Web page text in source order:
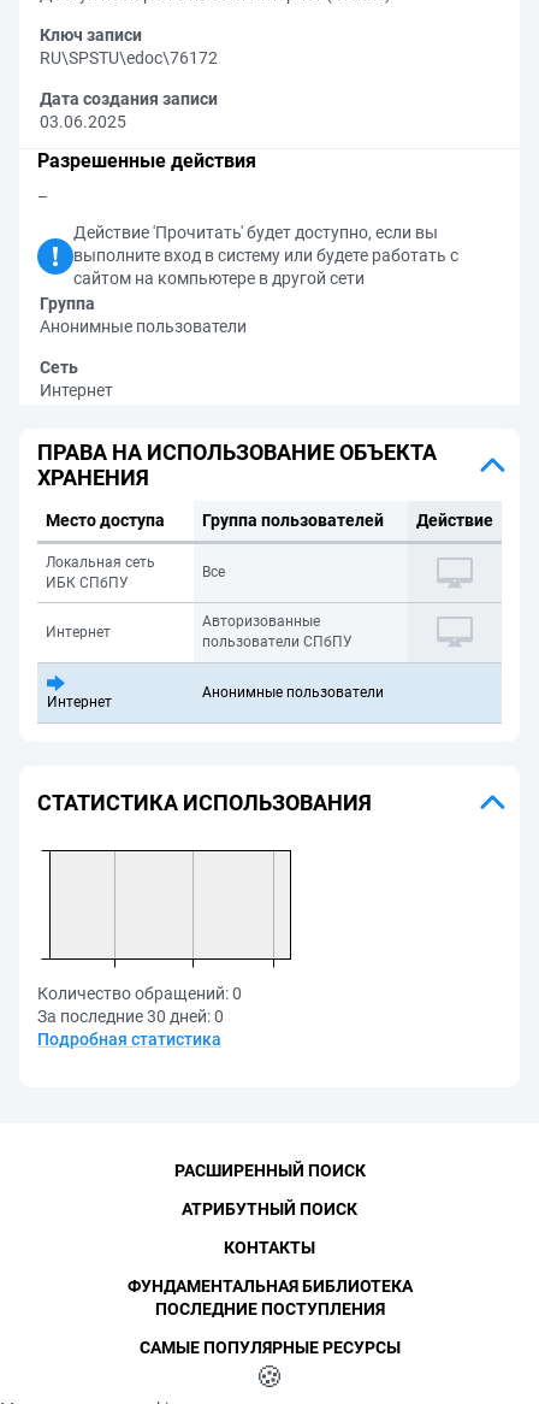
Ключ записи
RU\SPSTU\edoc\76172
Дата создания записи
03.06.2025
Разрешенные действия
–
Действие 'Прочитать' будет доступно, если вы
выполните вход в систему или будете работать с
сайтом на компьютере в другой сети
Группа
Анонимные пользователи
Сеть
Интернет
ПРАВА НА ИСПОЛЬЗОВАНИЕ ОБЪЕКТА
ХРАНЕНИЯ
Место доступа Группа пользователей Действие
Локальная сеть
ИБК СПбПУ
Все
Интернет
Авторизованные
пользователи СПбПУ
Интернет
Анонимные пользователи
СТАТИСТИКА ИСПОЛЬЗОВАНИЯ
Количество обращений:0
За последние 30 дней:0
Подробная статистика
СПбПУ, 1996-2026
Авторские права и персональные данные
РАСШИРЕННЫЙ ПОИСК
АТРИБУТНЫЙ ПОИСК
КОНТАКТЫ
ФУНДАМЕНТАЛЬНАЯ БИБЛИОТЕКА
ПОСЛЕДНИЕ ПОСТУПЛЕНИЯ
САМЫЕ ПОПУЛЯРНЫЕ РЕСУРСЫ
🍪